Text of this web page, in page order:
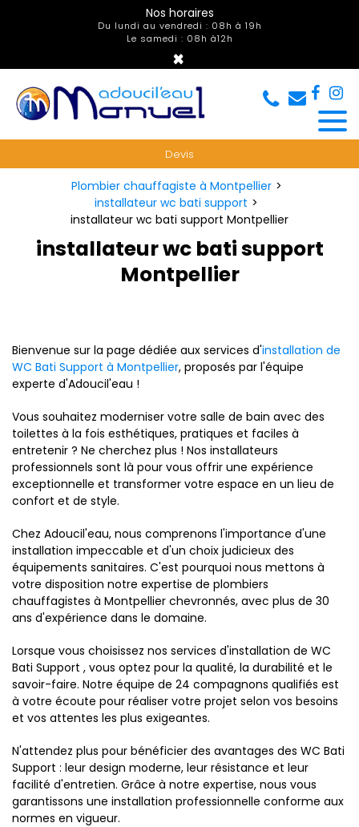
Nos horaires
Du lundi au vendredi : 08h à 19h
Le samedi : 08h à12h
×
Devis
Plombier chauffagiste à Montpellier
installateur wc bati support
installateur wc bati support Montpellier
installateur wc bati support
Montpellier
Bienvenue sur la page dédiée aux services d'installation de
WC Bati Support à Montpellier, proposés par l'équipe
experte d'Adoucil'eau !
Vous souhaitez moderniser votre salle de bain avec des
toilettes à la fois esthétiques, pratiques et faciles à
entretenir ? Ne cherchez plus ! Nos installateurs
professionnels sont là pour vous offrir une expérience
exceptionnelle et transformer votre espace en un lieu de
confort et de style.
Chez Adoucil'eau, nous comprenons l'importance d'une
installation impeccable et d'un choix judicieux des
équipements sanitaires. C'est pourquoi nous mettons à
votre disposition notre expertise de plombiers
chauffagistes à Montpellier chevronnés, avec plus de 30
ans d'expérience dans le domaine.
Lorsque vous choisissez nos services d'installation de WC
Bati Support , vous optez pour la qualité, la durabilité et le
savoir-faire. Notre équipe de 24 compagnons qualifiés est
à votre écoute pour réaliser votre projet selon vos besoins
et vos attentes les plus exigeantes.
N'attendez plus pour bénéficier des avantages des WC Bati
Support : leur design moderne, leur résistance et leur
facilité d'entretien. Grâce à notre expertise, nous vous
garantissons une installation professionnelle conforme aux
normes en vigueur.
Panneau de gestion des cookies